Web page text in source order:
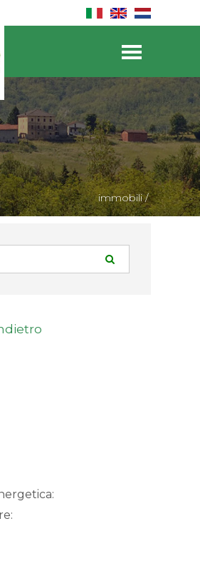
immobili/
not find the element "#galleriaC".